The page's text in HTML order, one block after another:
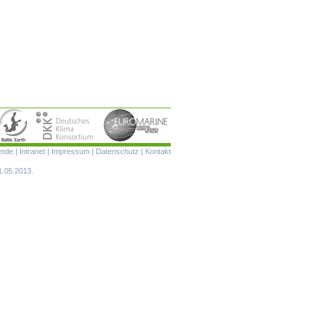
Navigation
| Intranet | Impressum | Datenschutz | Kontakt